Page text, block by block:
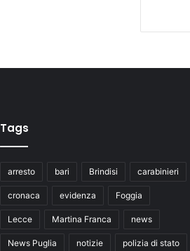
Tags
arresto bari Brindisi carabinieri
cronaca evidenza Foggia
Lecce Martina Franca news
News Puglia notizie polizia di stato